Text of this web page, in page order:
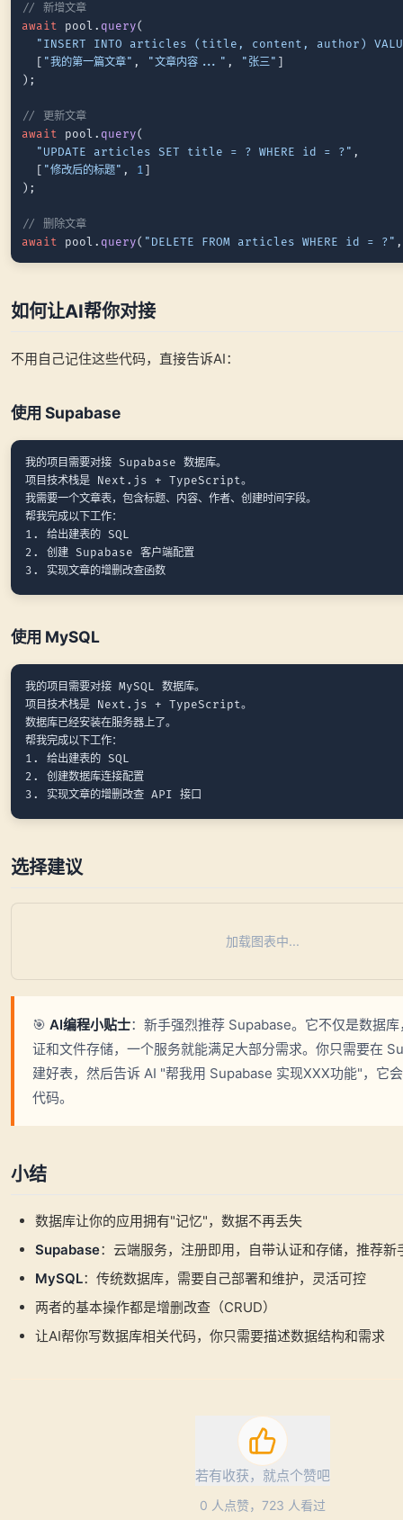
// 新增文章
await pool. query(
"INSERT INTO articles (title, content, author)
  [
"我的第一篇文章" , "文章内容..." , "张三" ]
);
// 更新文章
await pool. query(
"UPDATE articles SET title = ? WHERE id = ?" ,
  [
"修改后的标题" , 1 ]
);
// 删除文章
await pool. query( "DELETE FROM articles WHERE id = ?"
如何让AI帮你对接
不用自己记住这些代码，直接告诉AI：
使用 Supabase
我的项目需要对接 Supabase 数据库。
项目技术栈是 Next.js + TypeScript。
我需要一个文章表，包含标题、内容、作者、创建时间字段。
帮我完成以下工作：
1. 给出建表的 SQL
2. 创建 Supabase 客户端配置
使用 MySQL
我的项目需要对接 MySQL 数据库。
项目技术栈是 Next.js + TypeScript。
数据库已经安装在服务器上了。
帮我完成以下工作：
1. 给出建表的 SQL
2. 创建数据库连接配置
选择建议
加载图表中...
🎯 AI编程小贴士：新手强烈推荐 Supabase。它不仅是数据
证和文件存储，一个服务就能满足大部分需求。你只需要在
建好表，然后告诉 AI "帮我用 Supabase 实现XXX功能"，它
代码。
小结
数据库让你的应用拥有"记忆"，数据不再丢失
Supabase：云端服务，注册即用，自带认证和存储，推荐新
MySQL：传统数据库，需要自己部署和维护，灵活可控
两者的基本操作都是增删改查（CRUD）
让AI帮你写数据库相关代码，你只需要描述数据结构和需求
若有收获，就点个赞吧
0 人点赞，723 人看过